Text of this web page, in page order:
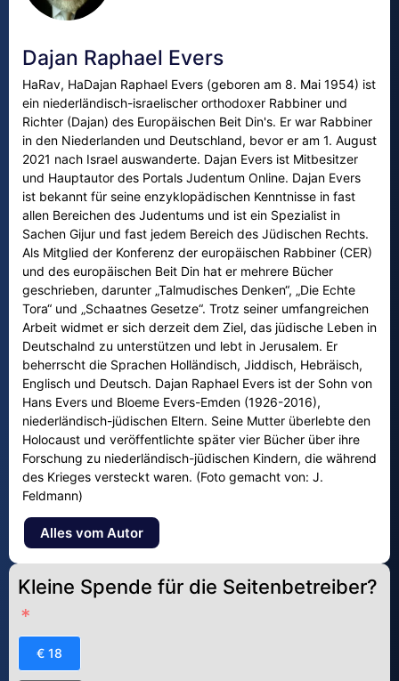
Dajan Raphael Evers
HaRav, HaDajan Raphael Evers (geboren am 8. Mai 1954) ist
ein niederländisch-israelischer orthodoxer Rabbiner und
Richter (Dajan) des Europäischen Beit Din's. Er war Rabbiner
in den Niederlanden und Deutschland, bevor er am 1. August
2021 nach Israel auswanderte. Dajan Evers ist Mitbesitzer
und Hauptautor des Portals Judentum Online. Dajan Evers
ist bekannt für seine enzyklopädischen Kenntnisse in fast
allen Bereichen des Judentums und ist ein Spezialist in
Sachen Gijur und fast jedem Bereich des Jüdischen Rechts.
Als Mitglied der Konferenz der europäischen Rabbiner (CER)
und des europäischen Beit Din hat er mehrere Bücher
geschrieben, darunter „Talmudisches Denken“, „Die Echte
Tora“ und „Schaatnes Gesetze“. Trotz seiner umfangreichen
Arbeit widmet er sich derzeit dem Ziel, das jüdische Leben in
Deutschalnd zu unterstützen und lebt in Jerusalem. Er
beherrscht die Sprachen Holländisch, Jiddisch, Hebräisch,
Englisch und Deutsch. Dajan Raphael Evers ist der Sohn von
Hans Evers und Bloeme Evers-Emden (1926-2016),
niederländisch-jüdischen Eltern. Seine Mutter überlebte den
Holocaust und veröffentlichte später vier Bücher über ihre
Forschung zu niederländisch-jüdischen Kindern, die während
des Krieges versteckt waren. (Foto gemacht von: J.
Feldmann)
Alles vom Autor
Kleine Spende für die Seitenbetreiber?
€ 18